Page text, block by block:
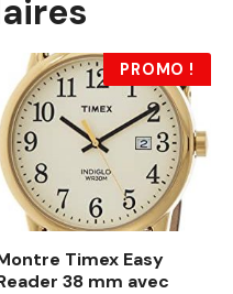
PROMO !
Timex Easy
38 mm avec